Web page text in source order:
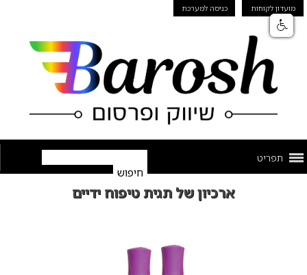
מועדון לקוחות כניסה למערכת
תפריט
ארכיון של תגית טיפוח ידיים